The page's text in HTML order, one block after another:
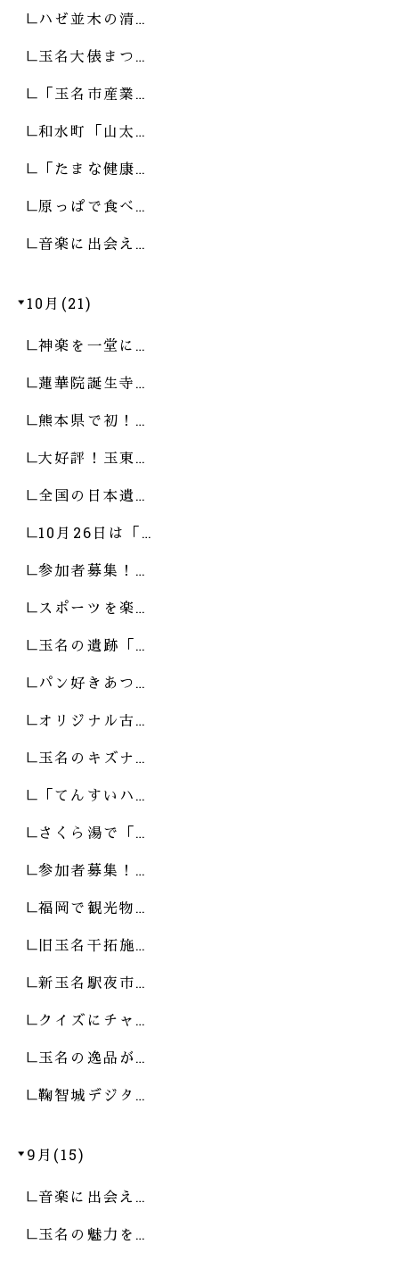
ハゼ並木の清…
玉名大俵まつ…
「玉名市産業…
和水町「山太…
「たまな健康…
原っぱで食べ…
音楽に出会え…
10月(21)
神楽を一堂に…
蓮華院誕生寺…
熊本県で初！…
大好評！玉東…
全国の日本遺…
10月26日は「…
参加者募集！…
スポーツを楽…
玉名の遺跡「…
パン好きあつ…
オリジナル古…
玉名のキズナ…
「てんすいハ…
さくら湯で「…
参加者募集！…
福岡で観光物…
旧玉名干拓施…
新玉名駅夜市…
クイズにチャ…
玉名の逸品が…
鞠智城デジタ…
9月(15)
音楽に出会え…
玉名の魅力を…